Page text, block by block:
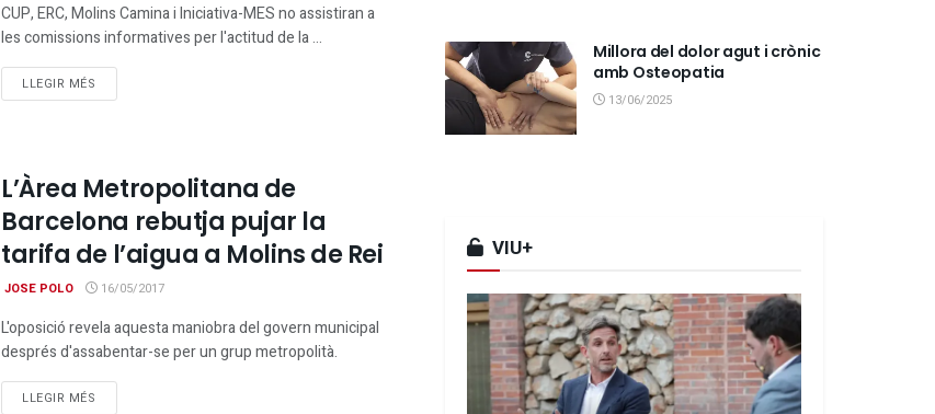
CUP, ERC, Molins Camina i Iniciativa-MES no assistiran a
les comissions informatives per l'actitud de la ...
LLEGIR MÉS
L’Àrea Metropolitana de
Barcelona rebutja pujar la
tarifa de l’aigua a Molins de Rei
JOSE POLO 16/05/2017
L'oposició revela aquesta maniobra del govern municipal
després d'assabentar-se per un grup metropolità.
LLEGIR MÉS
Millora del dolor agut i crònic
amb Osteopatia
13/06/2025
VIU+